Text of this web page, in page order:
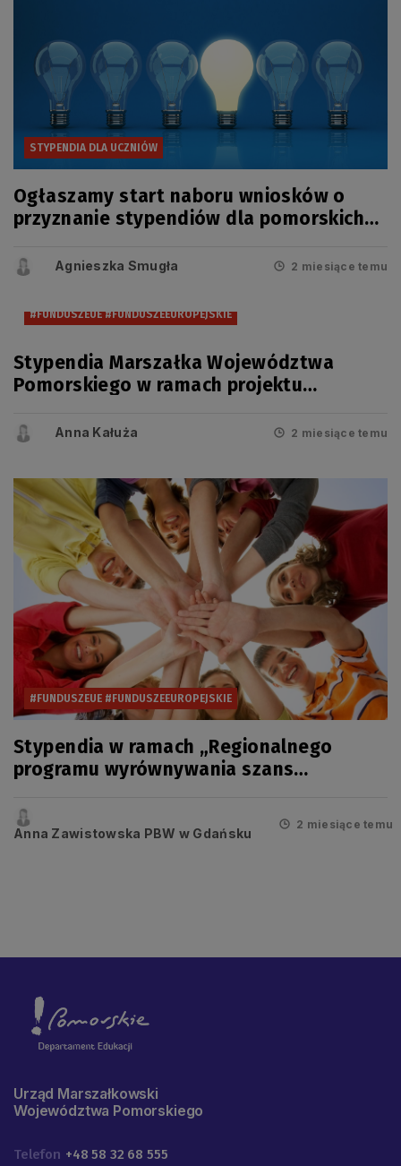
STYPENDIA DLA UCZNIÓW
Ogłaszamy start naboru wniosków o
przyznanie stypendiów dla pomorskich
Agnieszka Smugła 2 miesiące temu
#FUNDUSZEUE #FUNDUSZEEUROPEJSKIE
Stypendia Marszałka Województwa
Pomorskiego w ramach projektu
szkolnictwa zawodowego” na rok
Anna Kałuża 2 miesiące temu
#FUNDUSZEUE #FUNDUSZEEUROPEJSKIE
Stypendia w ramach „Regionalnego
programu wyrównywania szans
na rok szkolny 2026/2027
Anna Zawistowska PBW w Gdańsku
2 miesiące temu
Urząd Marszałkowski
Województwa Pomorskiego
Telefon +48 58 32 68 555